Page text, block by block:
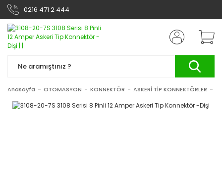
0216 471 2 444
Anasayfa OTOMASYON KONNEKTÖR ASKERİ TİP KONNEKTÖRLER